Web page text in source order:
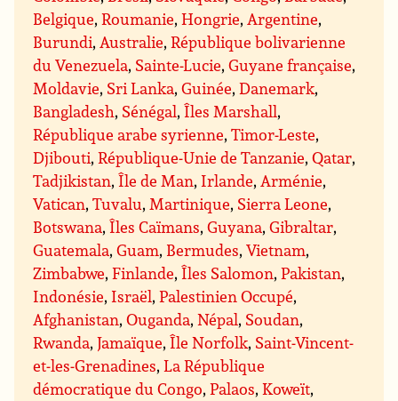
Belgique,Roumanie,Hongrie,Argentine,
Burundi,Australie,République bolivarienne
du Venezuela, Sainte-Lucie,Guyane française,
Moldavie, Sri Lanka,Guinée,Danemark,
Bangladesh, Sénégal,Îles Marshall,
République arabe syrienne,Timor-Leste,
Djibouti,République-Unie de Tanzanie,Qatar,
Tadjikistan,Île de Man, Irlande,Arménie,
Vatican,Tuvalu,Martinique, Sierra Leone,
Botswana,Îles Caïmans,Guyana,Gibraltar,
Guatemala,Guam, Bermudes,Vietnam,
Zimbabwe,Finlande,Îles Salomon,Pakistan,
Indonésie, Israël,Palestinien Occupé,
Afghanistan,Ouganda,Népal, Soudan,
Rwanda,Jamaïque,Île Norfolk, Saint-Vincent-
et-les-Grenadines,La République
démocratique du Congo,Palaos,Koweït,